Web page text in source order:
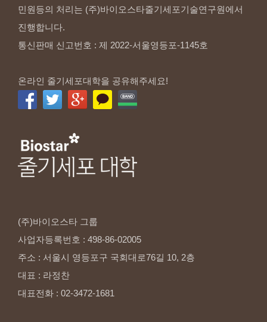
민원등의 처리는 (주)바이오스타줄기세포기술연구원에서
진행합니다.
통신판매 신고번호 : 제 2022-서울영등포-1145호
온라인 줄기세포대학을 공유해주세요!
(주)바이오스타 그룹
사업자등록번호 : 498-86-02005
주소 : 서울시 영등포구 국회대로76길 10, 2층
대표 : 라정찬
대표전화 : 02-3472-1681